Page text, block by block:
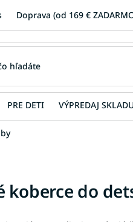
Doprava (od 169 €
PRE DETI VÝPREDAJ
koberce do